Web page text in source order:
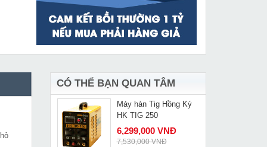
CÓ THỂ BẠN QUAN TÂM
MUA NGAY
2,549,000 VNĐ
3,610,000 VNĐ
MUA NGAY
Đầu ép cốt thủy lực
Changyou FYQ-1000
9,327,000 VNĐ
Máy hàn Tig Hồng Ký
HK TIG 250
6,299,000 VNĐ
7,530,000 VNĐ